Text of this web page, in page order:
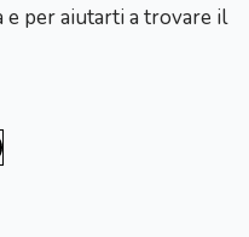
per aiutarti a trovare il